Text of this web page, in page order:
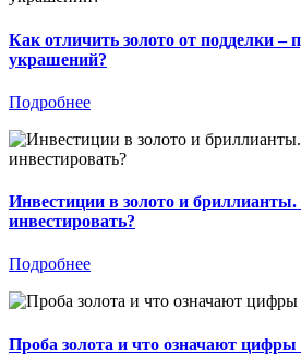
Как отличить золото от подделки –
украшений?
Подробнее
Инвестиции в золото и бриллианты.
инвестировать?
Подробнее
Проба золота и что означают цифры